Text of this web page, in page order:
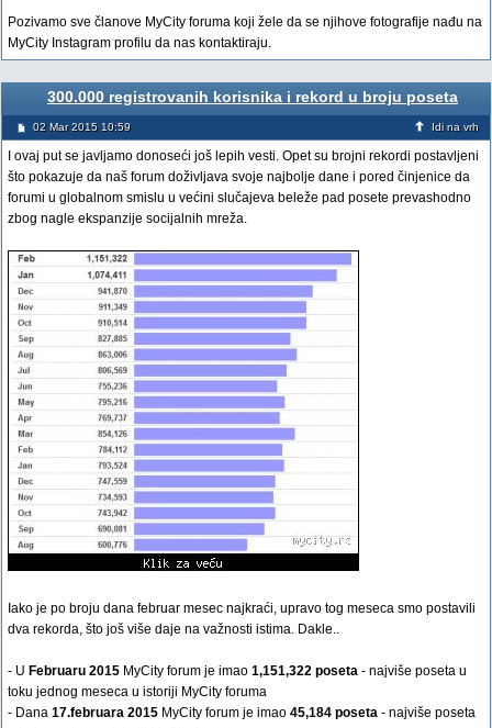
Pozivamo sve članove MyCity foruma koji žele da se njihove fotografije nađu na
MyCity Instagram profilu da nas kontaktiraju.
300.000 registrovanih korisnika i rekord u broju poseta
02 Mar 2015 10:59 Idi na vrh
I ovaj put se javljamo donoseći još lepih vesti. Opet su brojni rekordi postavljeni
što pokazuje da naš forum doživljava svoje najbolje dane i pored činjenice da
forumi u globalnom smislu u većini slučajeva beleže pad posete prevashodno
zbog nagle ekspanzije socijalnih mreža.
Iako je po broju dana februar mesec najkraći, upravo tog meseca smo postavili
dva rekorda, što još više daje na važnosti istima. Dakle..
- U Februaru 2015 MyCity forum je imao 1,151,322 poseta - najviše poseta u
toku jednog meseca u istoriji MyCity foruma
- Dana 17.februara 2015 MyCity forum je imao 45,184 poseta - najviše poseta